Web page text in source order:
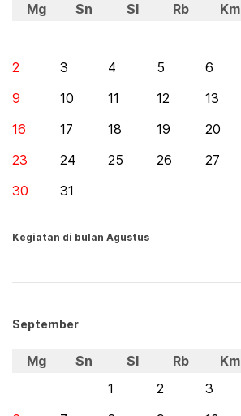
Mg Sn Sl Rb Km
2
3 4 5 6
9
10 11 12 13
16
17 18 19 20
23
24 25 26 27
30
31
Kegiatan di bulan Agustus
September
Mg Sn Sl Rb Km
1
2 3